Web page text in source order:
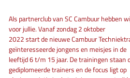
Als partnerclub van SC Cambuur hebben
voor jullie. Vanaf zondag 2 oktober
2022 start de nieuwe Cambuur
geïnteresseerde jongens en meisjes in de
leeftijd 6 t/m 15 jaar. De trainingen staan
gediplomeerde trainers en de focus ligt op